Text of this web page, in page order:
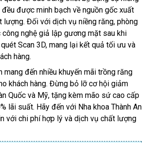
được minh bạch về nguồn gốc xuất
lượng. Đối với dịch vụ niềng răng, phòng
nghệ giả lập gương mặt sau khi
Scan 3D, mang lại kết quả tối ưu và
hàng.
mang đến nhiều khuyến mãi trồng răng
khách hàng. Đừng bỏ lỡ cơ hội giảm
Quốc và Mỹ, tặng kèm mão sứ cao cấp
lãi suất. Hãy đến với Nha khoa Thành An
với chi phí hợp lý và dịch vụ chất lượng